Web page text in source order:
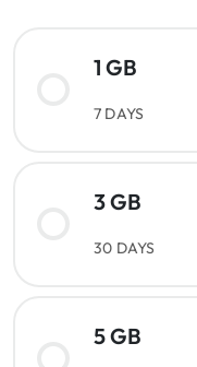
1 GB
7 DAYS
3 GB
30 DAYS
5 GB